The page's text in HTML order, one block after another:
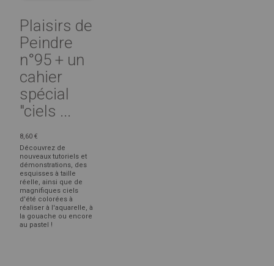
Plaisirs de
Peindre
n°95 + un
cahier
spécial
"ciels ...
8,60 €
Découvrez de
nouveaux tutoriels et
démonstrations, des
esquisses à taille
réelle, ainsi que de
magnifiques ciels
d'été colorées à
réaliser à l'aquarelle, à
la gouache ou encore
au pastel !